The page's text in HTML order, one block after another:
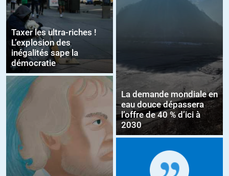
Taxer les ultra-riches !
L’explosion des
inégalités sape la
démocratie
La demande mondiale en
eau douce dépassera
l’offre de 40 % d’ici à
2030